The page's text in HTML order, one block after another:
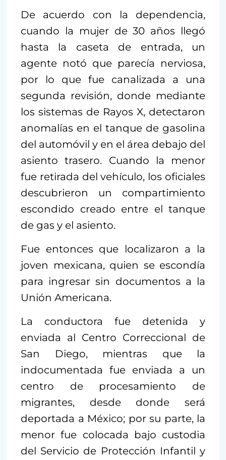
De acuerdo con la dependencia,
cuando la mujer de 30 años llegó
hasta la caseta de entrada, un
agente notó que parecía nerviosa,
por lo que fue canalizada a una
segunda revisión, donde mediante
los sistemas de Rayos X, detectaron
anomalías en el tanque de gasolina
del automóvil y en el área debajo del
asiento trasero. Cuando la menor
fue retirada del vehículo, los oficiales
descubrieron un compartimiento
escondido creado entre el tanque
de gas y el asiento.
Fue entonces que localizaron a la
joven mexicana, quien se escondía
para ingresar sin documentos a la
Unión Americana.
La conductora fue detenida y
enviada al Centro Correccional de
San Diego, mientras que la
indocumentada fue enviada a un
centro de procesamiento de
migrantes, desde donde será
deportada a México; por su parte, la
menor fue colocada bajo custodia
del Servicio de Protección Infantil y